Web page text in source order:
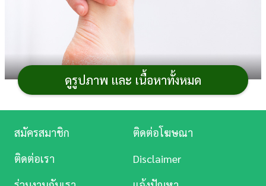
ดูรูปภาพ และ เนื้อหาทั้งหมด
ดู
หนัง
สมัครสมาชิก
ติดต่อโฆษณา
ติดต่อเรา
Disclaimer